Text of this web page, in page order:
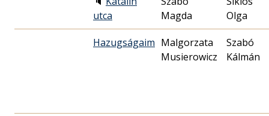
utca
Magda
Olga
Hazugságaim Malgorzata
Musierowicz
Szabó
Kálmán